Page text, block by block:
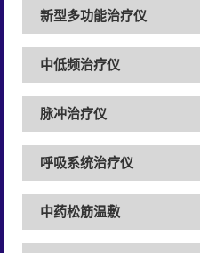
新型多功能治疗仪
中低频治疗仪
脉冲治疗仪
呼吸系统治疗仪
中药松筋温敷